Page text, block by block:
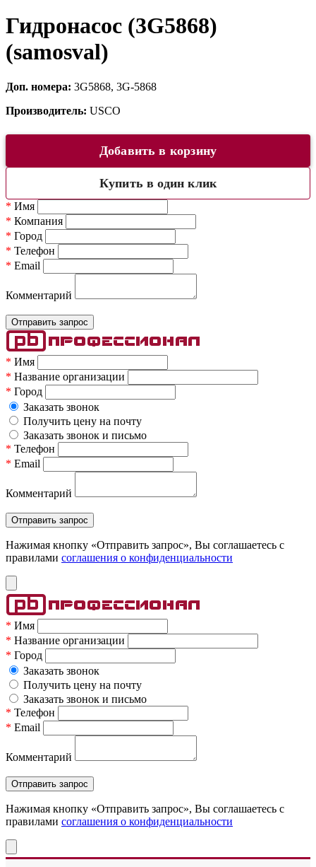
Гидронасос (3G5868)
(samosval)
Доп. номера: 3G5868, 3G-5868
Производитель: USCO
Добавить в корзину
Купить в один клик
* Имя
* Компания
* Город
* Телефон
* Email
Комментарий
* Имя
* Название организации
* Город
Заказать звонок
Получить цену на почту
Заказать звонок и письмо
* Телефон
* Email
Комментарий
Нажимая кнопку «Отправить запрос», Вы соглашаетесь c
правилами соглашения о конфиденциальности
* Имя
* Название организации
* Город
Заказать звонок
Получить цену на почту
Заказать звонок и письмо
* Телефон
* Email
Комментарий
Нажимая кнопку «Отправить запрос», Вы соглашаетесь c
правилами соглашения о конфиденциальности